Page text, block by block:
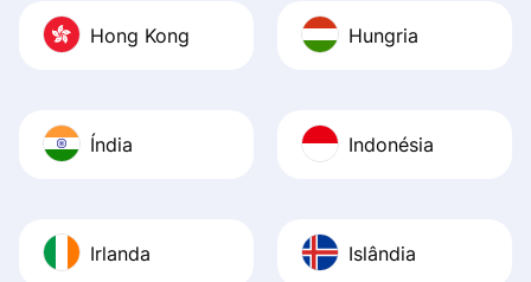
Hong Kong Hungria
Índia Indonésia
Irlanda Islândia